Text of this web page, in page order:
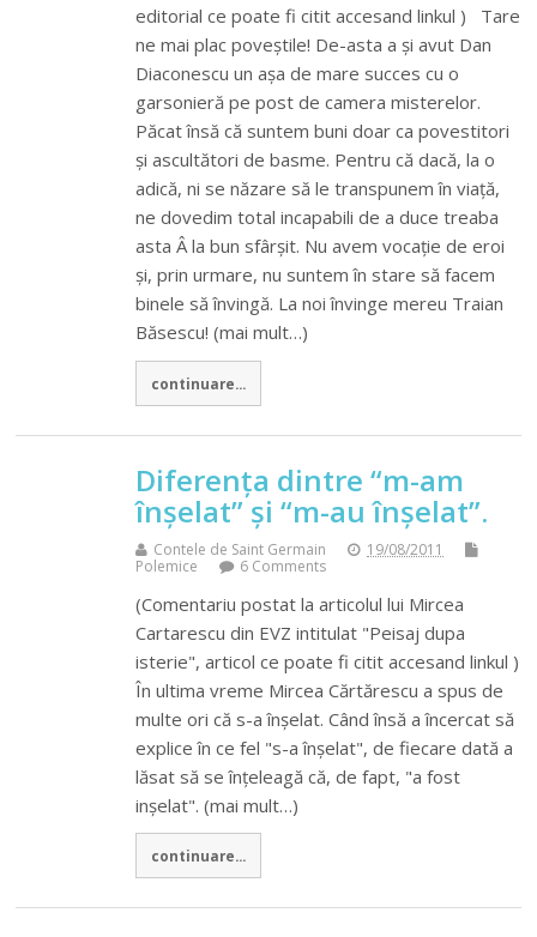
editorial ce poate fi citit accesand linkul ) Tare
ne mai plac poveștile! De-asta a și avut Dan
Diaconescu un așa de mare succes cu o
garsonieră pe post de camera misterelor.
Păcat însă că suntem buni doar ca povestitori
și ascultători de basme. Pentru că dacă, la o
adică, ni se năzare să le transpunem în viață,
ne dovedim total incapabili de a duce treaba
asta Â la bun sfârșit. Nu avem vocație de eroi
și, prin urmare, nu suntem în stare să facem
binele să învingă. La noi învinge mereu Traian
Băsescu! (mai mult…)
continuare...
Diferența dintre “m-am
înșelat” și “m-au înșelat”.
Contele de Saint Germain
19/08/2011
Polemice
6 Comments
(Comentariu postat la articolul lui Mircea
Cartarescu din EVZ intitulat "Peisaj dupa
isterie", articol ce poate fi citit accesand linkul )
În ultima vreme Mircea Cărtărescu a spus de
multe ori că s-a înșelat. Când însă a încercat să
explice în ce fel "s-a înșelat", de fiecare dată a
lăsat să se înțeleagă că, de fapt, "a fost
inșelat". (mai mult…)
continuare...